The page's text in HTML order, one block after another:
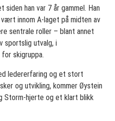
han var 7 år gammel. Han
innom A‑laget på midten av
sentrale roller – blant annet
sportslig utvalg, i
skigruppa.
ledererfaring og et stort
og utvikling, kommer Øystein
Storm‑hjerte og et klart blikk